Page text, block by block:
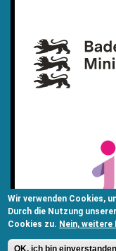
Wir verwenden Cookies,
Durch die Nutzung
Cookies zu. Nein,
OK, ich bin einverstanden